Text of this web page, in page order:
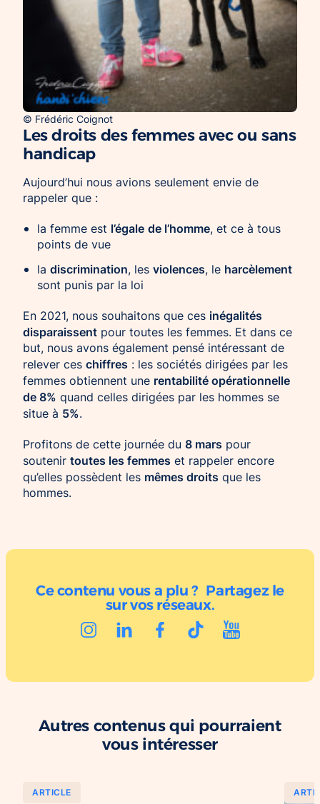
© Frédéric Coignot
Les droits des femmes avec ou sans
handicap
Aujourd’hui nous avions seulement envie de
rappeler que :
la femme est l’égale de l’homme, et ce à tous
points de vue
la discrimination, les violences, le harcèlement
sont punis par la loi
En 2021, nous souhaitons que ces inégalités
disparaissent pour toutes les femmes. Et dans ce
but, nous avons également pensé intéressant de
relever ces chiffres : les sociétés dirigées par les
femmes obtiennent une rentabilité opérationnelle
de 8% quand celles dirigées par les hommes se
situe à 5%.
Profitons de cette journée du 8 mars pour
soutenir toutes les femmes et rappeler encore
qu’elles possèdent les mêmes droits que les
hommes.
Ce contenu vous a plu ? Partagez le
sur vos réseaux.
Autres contenus qui pourraient
vous intéresser
ARTICLE
20/11/2024